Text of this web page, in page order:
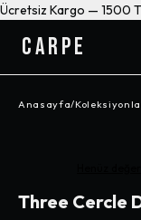
Ücretsiz Kargo — 1500
CARPE
Anasayfa/
Three Cercle